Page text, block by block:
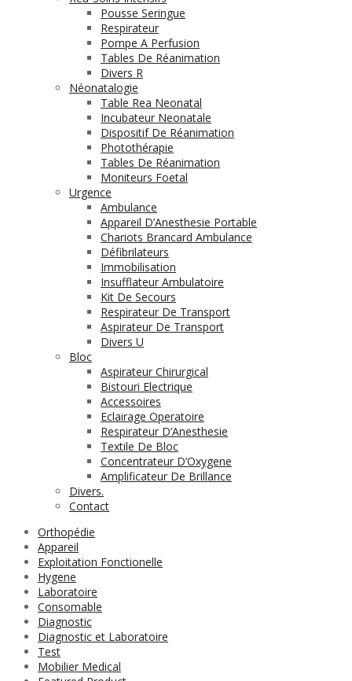
Pousse Seringue
Respirateur
Pompe A Perfusion
Tables De Réanimation
Divers R
Néonatalogie
Table Rea Neonatal
Incubateur Neonatale
Dispositif De Réanimation
Photothérapie
Tables De Réanimation
Moniteurs Foetal
Urgence
Ambulance
Appareil D’Anesthesie Portable
Chariots Brancard Ambulance
Défibrilateurs
Immobilisation
Insufflateur Ambulatoire
Kit De Secours
Respirateur De Transport
Aspirateur De Transport
Divers U
Bloc
Aspirateur Chirurgical
Bistouri Electrique
Accessoires
Eclairage Operatoire
Respirateur D’Anesthesie
Textile De Bloc
Concentrateur D’Oxygene
Amplificateur De Brillance
Divers.
Contact
Orthopédie
Appareil
Exploitation Fonctionelle
Hygene
Laboratoire
Consomable
Diagnostic
Diagnostic et Laboratoire
Test
Mobilier Medical